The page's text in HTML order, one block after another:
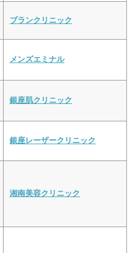
ブランクリニック
メンズエミナル
銀座肌クリニック
銀座レーザークリニック
湘南美容クリニック